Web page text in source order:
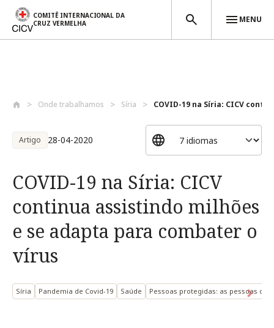
COMITÊ INTERNACIONAL DA
CRUZ VERMELHA
MENU
Onde trabalhamos Síria COVID-19 na Síria: CICV
Artigo 28-04-2020
COVID-19 na Síria: CICV
continua assistindo milhões
e se adapta para combater o
vírus
Síria Pandemia de Covid-19 Saúde Pessoas protegidas: as pessoas